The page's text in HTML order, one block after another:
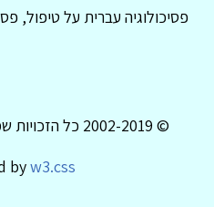
פסיכולוגיה עברית על טיפול,
© 2002-2019 כל הזכויות שמורות לפסיכולוגיה עברית
byw3.css